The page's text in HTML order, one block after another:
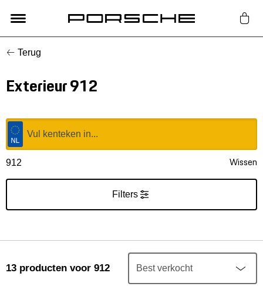
Lifestyle
Auto Accessoires
Classic
Nieuw
Mijn account
Terug
Exterieur 912
912 Wissen
Filters
13 producten voor 912